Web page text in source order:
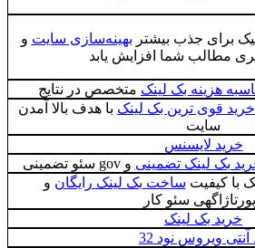
برای جذب بیشتر بهینه‌سازی سایت و
مطالب شما افزایش یابد
هزینه بک لینک متخصص در نتایج
خرید قوی ترین بک لینک با هدف بالا آمدن
سایت
خرید لایسنس
بک لینک تضمینی و gov سئو تضمینی
با کیفیت ساخت بک لینک رایگان و
سئو کار
خرید بک لینک
ویروس نود 32